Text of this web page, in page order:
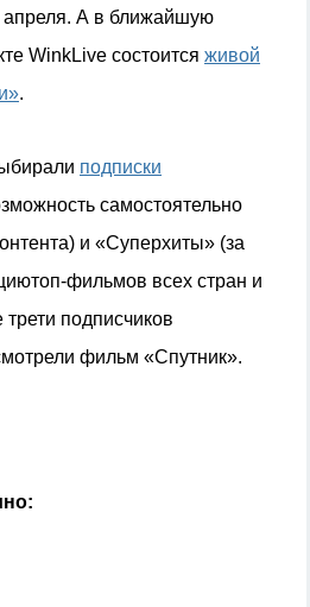
апреля. А в ближайшую
WinkLive состоится живой
.
подписки
самостоятельно
и «Суперхиты» (за
фильмов всех стран и
подписчиков
фильм «Спутник».